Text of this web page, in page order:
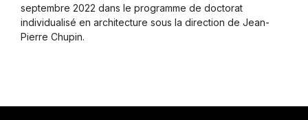
septembre 2022 dans le programme de doctorat
individualisé en architecture sous la direction de Jean-
Pierre Chupin.